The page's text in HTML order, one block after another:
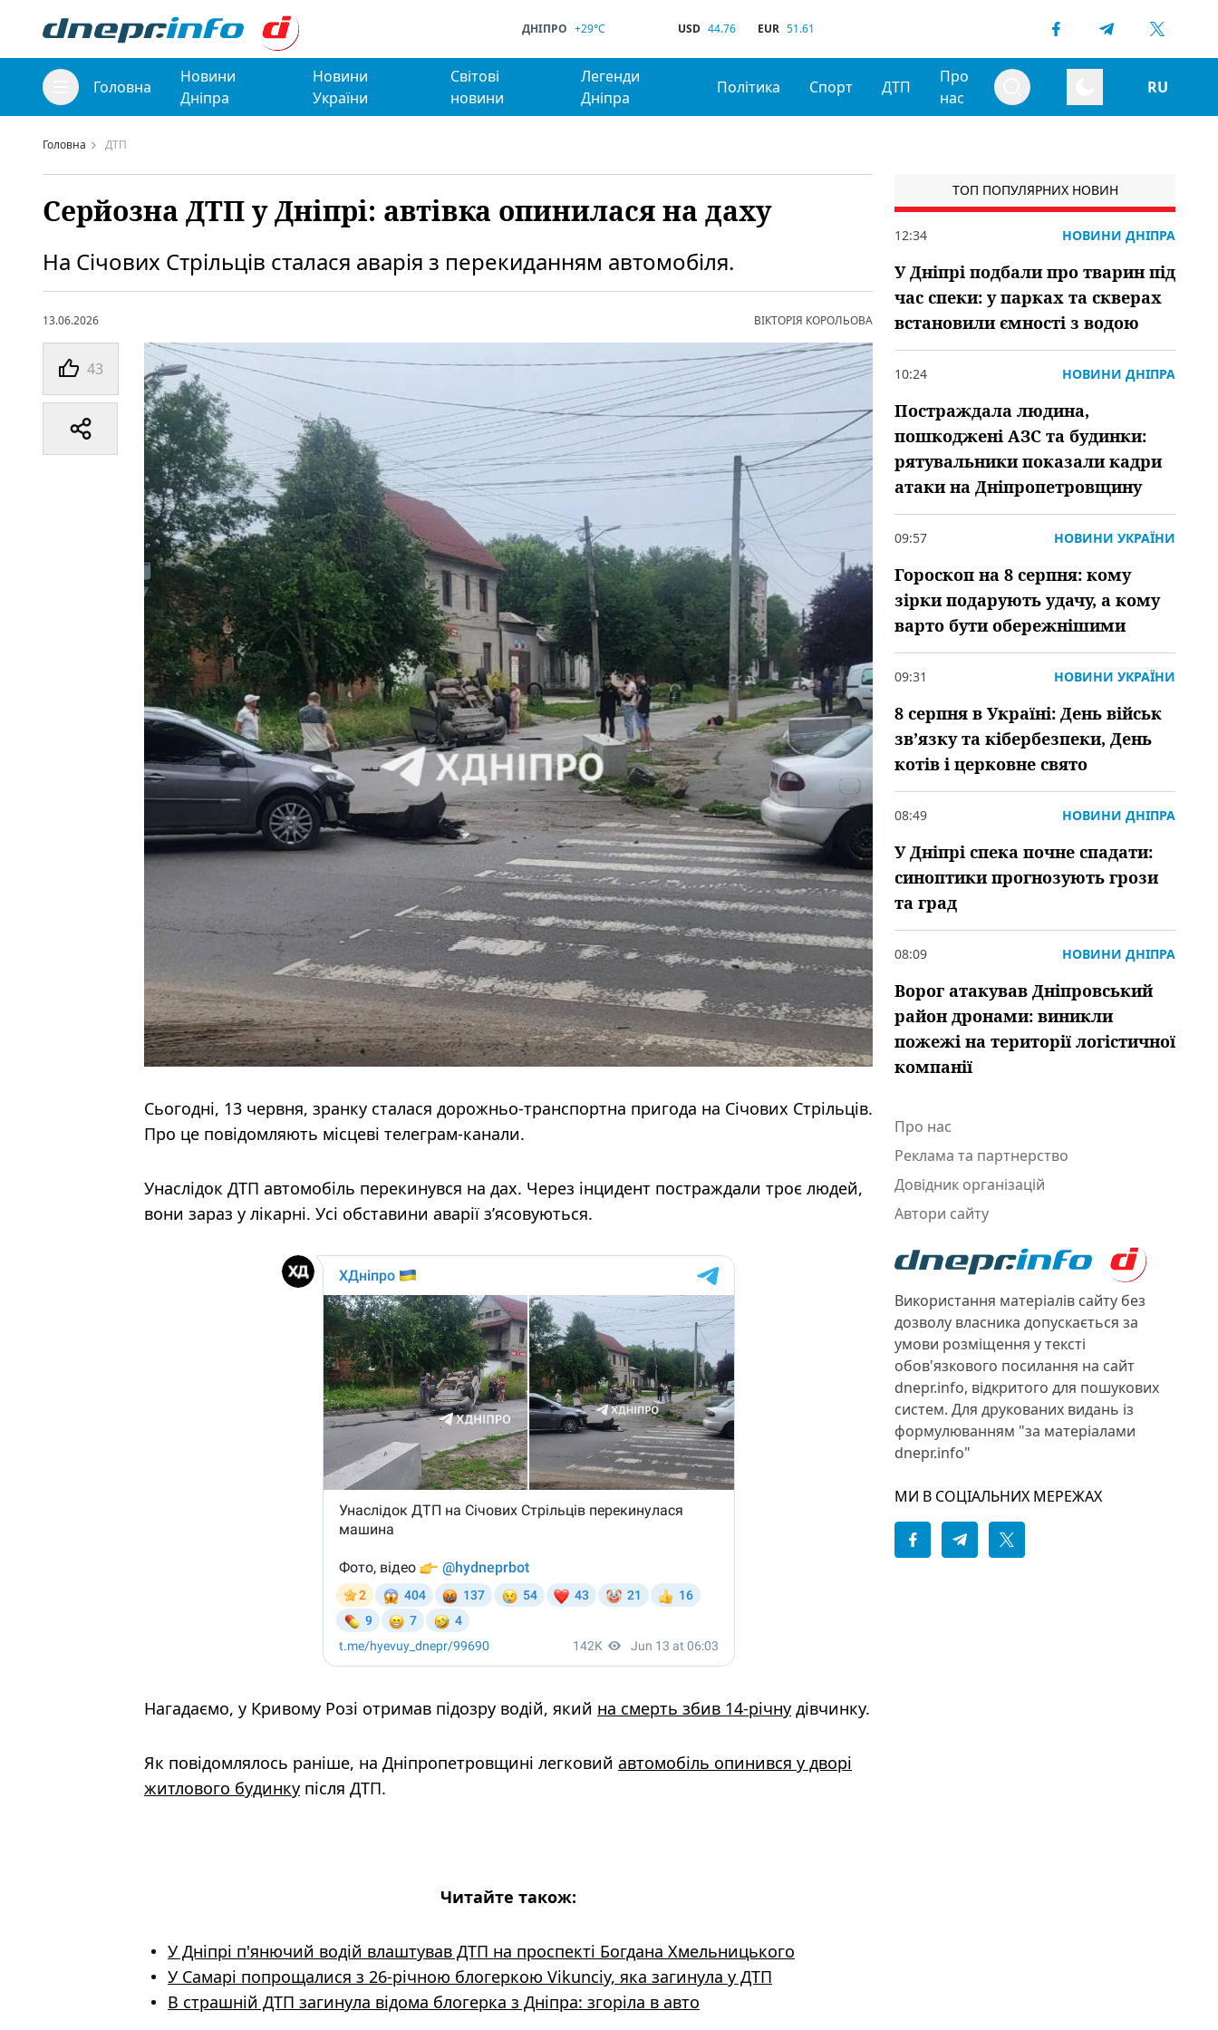
ДНІПРО +29°C USD 44.76 EUR 51.61
Головна
Новини
Дніпра
Новини
України
Світові
новини
Легенди
Дніпра
Політика Спорт ДТП
Про
нас
RU
Головна ДТП
Серйозна ДТП у Дніпрі: автівка опинилася на даху
На Січових Стрільців сталася аварія з перекиданням автомобіля.
13.06.2026 ВІКТОРІЯ КОРОЛЬОВА
43
Сьогодні, 13 червня, зранку сталася дорожньо-транспортна пригода на Січових Стрільців.
Про це повідомляють місцеві телеграм-канали.
Унаслідок ДТП автомобіль перекинувся на дах. Через інцидент постраждали троє людей,
вони зараз у лікарні. Усі обставини аварії з’ясовуються.
Нагадаємо, у Кривому Розі отримав підозру водій, який на смерть збив 14-річну дівчинку.
Як повідомлялось раніше, на Дніпропетровщині легковий автомобіль опинився у дворі
житлового будинку після ДТП.
Читайте також:
У Дніпрі п'янючий водій влаштував ДТП на проспекті Богдана Хмельницького
У Самарі попрощалися з 26-річною блогеркою Vikunciy, яка загинула у ДТП
В страшній ДТП загинула відома блогерка з Дніпра: згоріла в авто
ТОП ПОПУЛЯРНИХ НОВИН
12:34 НОВИНИ ДНІПРА
У Дніпрі подбали про тварин під
час спеки: у парках та скверах
встановили ємності з водою
10:24 НОВИНИ ДНІПРА
Постраждала людина,
пошкоджені АЗС та будинки:
рятувальники показали кадри
атаки на Дніпропетровщину
09:57 НОВИНИ УКРАЇНИ
Гороскоп на 8 серпня: кому
зірки подарують удачу, а кому
варто бути обережнішими
09:31 НОВИНИ УКРАЇНИ
8 серпня в Україні: День військ
зв’язку та кібербезпеки, День
котів і церковне свято
08:49 НОВИНИ ДНІПРА
У Дніпрі спека почне спадати:
синоптики прогнозують грози
та град
08:09 НОВИНИ ДНІПРА
Ворог атакував Дніпровський
район дронами: виникли
пожежі на території логістичної
компанії
Про нас
Реклама та партнерство
Довідник організацій
Автори сайту
Використання матеріалів сайту без
дозволу власника допускається за
умови розміщення у тексті
обов'язкового посилання на сайт
dnepr.info, відкритого для пошукових
систем. Для друкованих видань із
формулюванням "за матеріалами
dnepr.info"
МИ В СОЦІАЛЬНИХ МЕРЕЖАХ